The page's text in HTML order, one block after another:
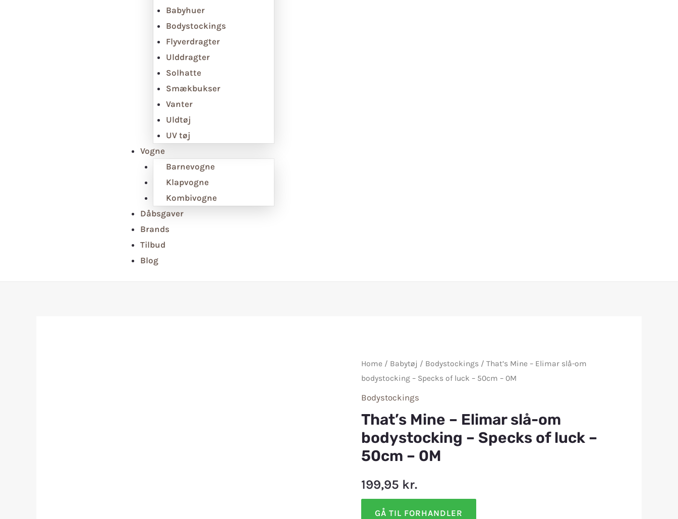
Babyhuer
Bodystockings
Flyverdragter
Ulddragter
Solhatte
Smækbukser
Vanter
Uldtøj
UV tøj
Vogne
Barnevogne
Klapvogne
Kombivogne
Dåbsgaver
Brands
Tilbud
Blog
Home / Babytøj / Bodystockings / That’s Mine – Elimar slå-om
bodystocking – Specks of luck – 50cm – 0M
Bodystockings
That’s Mine – Elimar slå-om
bodystocking – Specks of luck –
50cm – 0M
199,95 kr.
GÅ TIL FORHANDLER